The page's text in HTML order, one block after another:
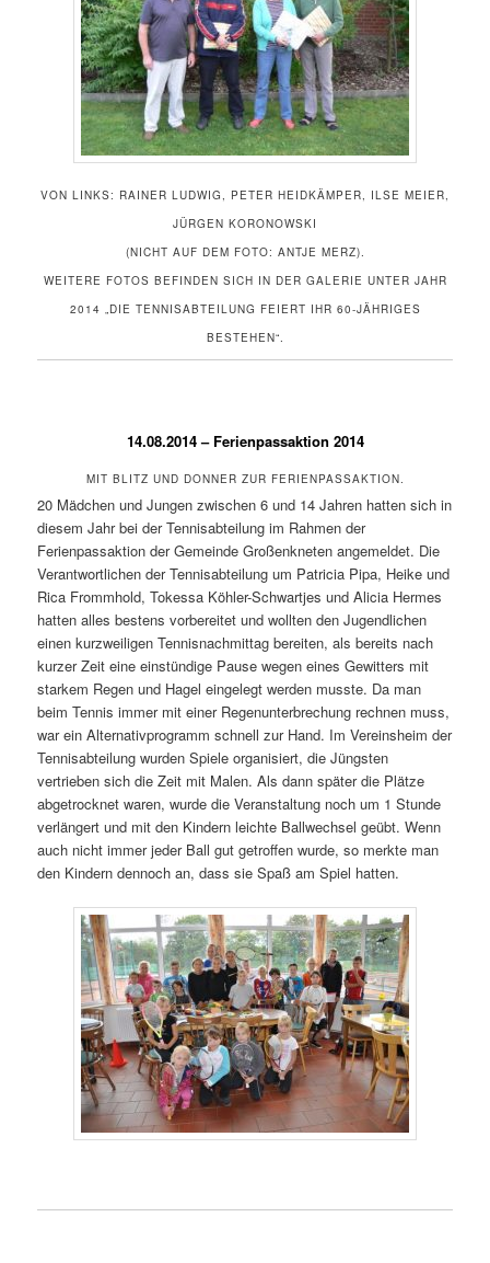
VON LINKS: RAINER LUDWIG, PETER HEIDKÄMPER, ILSE MEIER,
JÜRGEN KORONOWSKI
(NICHT AUF DEM FOTO: ANTJE MERZ).
WEITERE FOTOS BEFINDEN SICH IN DER GALERIE UNTER JAHR
2014 „DIE TENNISABTEILUNG FEIERT IHR 60-JÄHRIGES
BESTEHEN“.
14.08.2014 – Ferienpassaktion 2014
MIT BLITZ UND DONNER ZUR FERIENPASSAKTION.
20 Mädchen und Jungen zwischen 6 und 14 Jahren hatten sich in
diesem Jahr bei der Tennisabteilung im Rahmen der
Ferienpassaktion der Gemeinde Großenkneten angemeldet. Die
Verantwortlichen der Tennisabteilung um Patricia Pipa, Heike und
Rica Frommhold, Tokessa Köhler-Schwartjes und Alicia Hermes
hatten alles bestens vorbereitet und wollten den Jugendlichen
einen kurzweiligen Tennisnachmittag bereiten, als bereits nach
kurzer Zeit eine einstündige Pause wegen eines Gewitters mit
starkem Regen und Hagel eingelegt werden musste. Da man
beim Tennis immer mit einer Regenunterbrechung rechnen muss,
war ein Alternativprogramm schnell zur Hand. Im Vereinsheim der
Tennisabteilung wurden Spiele organisiert, die Jüngsten
vertrieben sich die Zeit mit Malen. Als dann später die Plätze
abgetrocknet waren, wurde die Veranstaltung noch um 1 Stunde
verlängert und mit den Kindern leichte Ballwechsel geübt. Wenn
auch nicht immer jeder Ball gut getroffen wurde, so merkte man
den Kindern dennoch an, dass sie Spaß am Spiel hatten.